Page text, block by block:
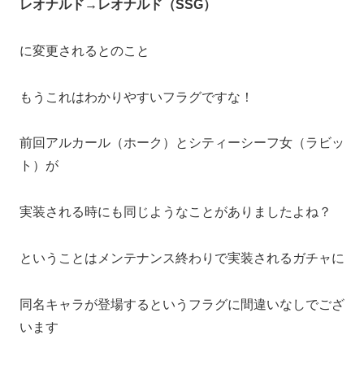
レオナルド→レオナルド（SSG）
に変更されるとのこと
もうこれはわかりやすいフラグですな！
前回アルカール（ホーク）とシティーシーフ女（ラビッ
ト）が
実装される時にも同じようなことがありましたよね？
ということはメンテナンス終わりで実装されるガチャに
同名キャラが登場するというフラグに間違いなしでござ
います